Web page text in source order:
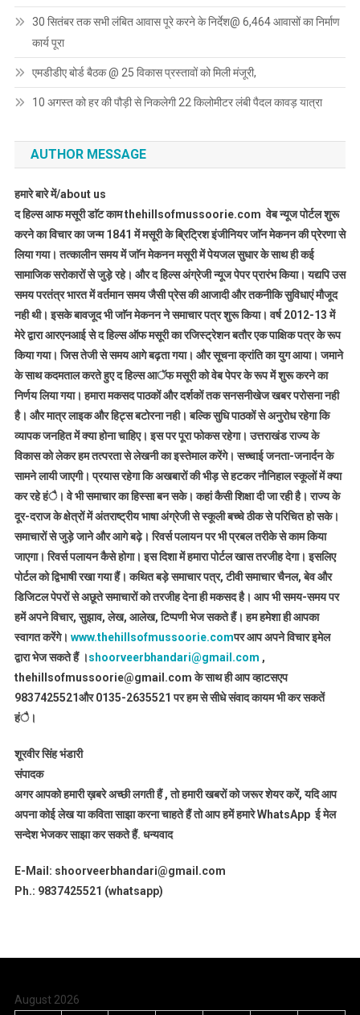
30 सितंबर तक सभी लंबित आवास पूरे करने के निर्देश@ 6,464 आवासों का निर्माण
कार्य पूरा
एमडीडीए बोर्ड बैठक @ 25 विकास प्रस्तावों को मिली मंजूरी,
10 अगस्त को हर की पौड़ी से निकलेगी 22 किलोमीटर लंबी पैदल कावड़ यात्रा
AUTHOR MESSAGE
हमारे बारे में/about us
द हिल्स आफ मसूरी डाॅट काम thehillsofmussoorie.com वेब न्यूज पोर्टल शुरू
करने का विचार का जन्म 1841 में मसूरी के ब्रिट्रिश इंजीनियर जाॅन मेकनन की प्रेरणा से
लिया गया। तत्कालीन समय में जाॅन मेकनन मसूरी में पेयजल सुधार के साथ ही कई
सामाजिक सरोकारों से जुड़े रहे। और द हिल्स अंग्रेजी न्यूज पेपर प्रारंभ किया। यद्यपि उस
समय परतंत्र भारत में वर्तमान समय जैसी प्रेस की आजादी और तकनीकि सुविधाएं मौजूद
नही थी। इसके बावजूद भी जाॅन मेकनन ने समाचार पत्र शुरू किया। वर्ष 2012-13 में
मेरे द्वारा आरएनआई से द हिल्स ऑफ मसूरी का रजिस्ट्रेशन बतौर एक पाक्षिक पत्र के रूप
किया गया। जिस तेजी से समय आगे बढ़ता गया। और सूचना क्रांति का युग आया। जमाने
के साथ कदमताल करते हुए द हिल्स आॅफ मसूरी को वेब पेपर के रूप में शुरू करने का
निर्णय लिया गया। हमारा मकसद पाठकों और दर्शकों तक सनसनीखेज खबर परोसना नही
है। और मात्र लाइक और हिट्स बटोरना नही। बल्कि सुधि पाठकों से अनुरोध रहेगा कि
व्यापक जनहित में क्या होना चाहिए। इस पर पूरा फोकस रहेगा। उत्तराखंड राज्य के
विकास को लेकर हम तत्परता से लेखनी का इस्तेमाल करेंगे। सच्चाई जनता-जनार्दन के
सामने लायी जाएगी। प्रयास रहेगा कि अखबारों की भीड़ से हटकर नौनिहाल स्कूलों में क्या
कर रहे हंै। वे भी समाचार का हिस्सा बन सके। कहां कैसी शिक्षा दी जा रही है। राज्य के
दूर-दराज के क्षेत्रों में अंतराष्ट्रीय भाषा अंग्रेजी से स्कूली बच्चे ठीक से परिचित हो सके।
समाचारों से जुड़े जाने और आगे बढ़े। रिवर्स पलायन पर भी प्रबल तरीके से काम किया
जाएगा। रिवर्स पलायन कैसे होगा। इस दिशा में हमारा पोर्टल खास तरजीह देगा। इसलिए
पोर्टल को द्विभाषी रखा गया हैं। कथित बड़े समाचार पत्र, टीवी समाचार चैनल, बेव और
डिजिटल पेपरों से अछूते समाचारों को तरजीह देना ही मकसद है। आप भी समय-समय पर
हमें अपने विचार, सुझाव, लेख, आलेख, टिप्पणी भेज सकते हैं। हम हमेशा ही आपका
स्वागत करेंगे। www.thehillsofmussoorie.comपर आप अपने विचार इमेल
द्वारा भेज सकते हैं ।shoorveerbhandari@gmail.com ,
thehillsofmussoorie@gmail.com के साथ ही आप व्हाटसएप
9837425521और 0135-2635521 पर हम से सीधे संवाद कायम भी कर सकतें
हंै।
शूरवीर सिंह भंडारी
संपादक
अगर आपको हमारी ख़बरे अच्छी लगती हैं , तो हमारी खबरों को जरूर शेयर करें, यदि आप
अपना कोई लेख या कविता साझा करना चाहते हैं तो आप हमें हमारे WhatsApp ई मेल
सन्देश भेजकर साझा कर सकते हैं. धन्यवाद
E-Mail: shoorveerbhandari@gmail.com
Ph.: 9837425521 (whatsapp)
August 2026